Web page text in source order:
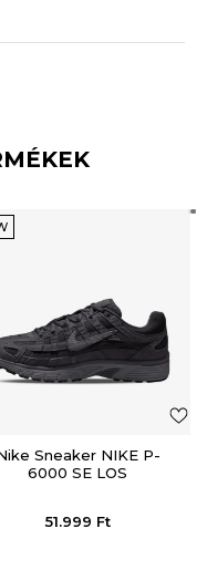
Sneaker NIKE P-
6000 SE LOS
51.999 Ft